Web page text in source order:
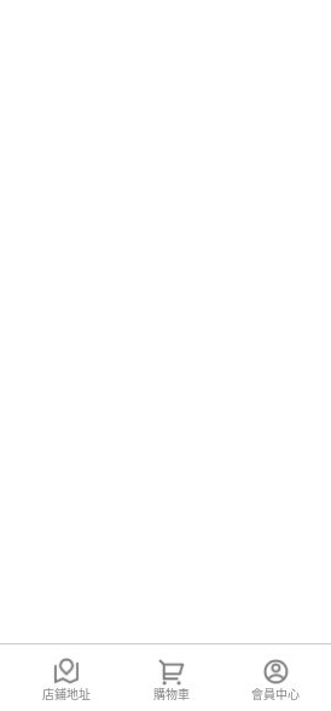
店鋪地址 購物車 會員中心